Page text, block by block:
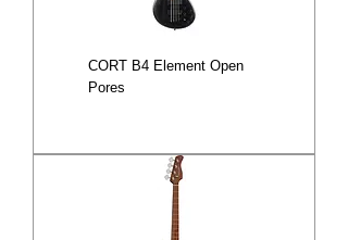
CORT B4 Element Open
Pores